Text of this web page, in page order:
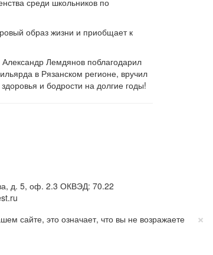
среди школьников по
образ жизни и приобщает к
Лемдянов поблагодарил
в Рязанском регионе, вручил
и бодрости на долгие годы!
д. 5, оф. 2.3 ОКВЭД: 70.22
×
сайте, это означает, что вы не возражаете